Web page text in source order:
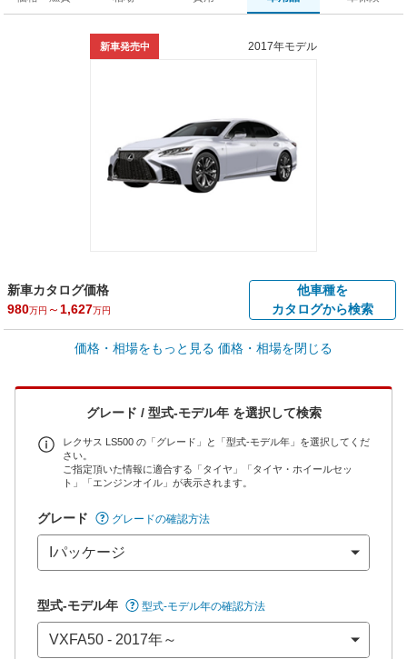
新車発売中 2017年モデル
新車カタログ価格
980万円 ～ 1,627万円
他車種を
カタログから検索
車買取価格 *
車買取相場
全国平均の車検価格 *
*当該価格は車種別の価格となります。
価格・相場をもっと見る 価格・相場を閉じる
グレード / 型式-モデル年 を選択して検索
レクサス LS500 の「グレード」と「型式-モデル年」を選択してくだ
さい。
ご指定頂いた情報に適合する「タイヤ」「タイヤ・ホイールセッ
ト」「エンジンオイル」が表示されます。
グレード グレードの確認方法
型式-モデル年 型式-モデル年の確認方法